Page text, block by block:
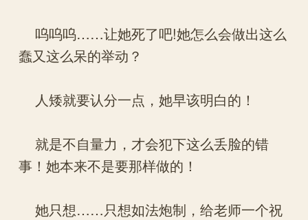
呜呜呜……让她死了吧!她怎么会做出这么
蠢又这么呆的举动？
人矮就要认分一点，她早该明白的！
就是不自量力，才会犯下这么丢脸的错
事！她本来不是要那样做的！
她只想……只想如法炮制，给老师一个祝